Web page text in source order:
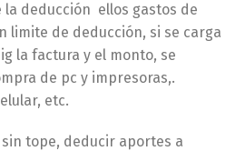
deducción ellos gastos de
limite de deducción, si se carga
la factura y el monto, se
de pc y impresoras,.
etc.
tope, deducir aportes a